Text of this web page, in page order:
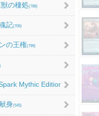
の棲処(788)
記(706)
の王権(799)
Mythic Edition (9)
身(545)